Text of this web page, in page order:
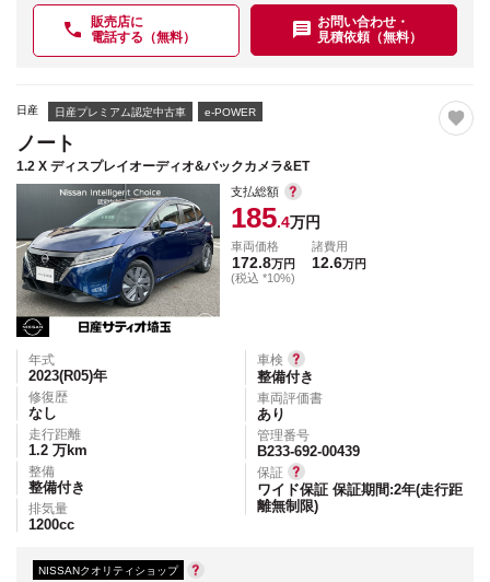
販売店に
電話する（無料）
お問い合わせ・
見積依頼（無料）
日産 日産プレミアム認定中古車 e-POWER
ノート
1.2 X ディスプレイオーディオ&バックカメラ&ET
支払総額
185.4万円
車両価格
172.8万円
(税込 *10%)
諸費用
12.6万円
年式
2023(R05)年
修復歴
なし
走行距離
1.2 万km
整備
整備付き
排気量
1200cc
車検
整備付き
車両評価書
あり
管理番号
B233-692-00439
保証
ワイド保証 保証期間:2年(走行距
離無制限)
NISSANクオリティショップ